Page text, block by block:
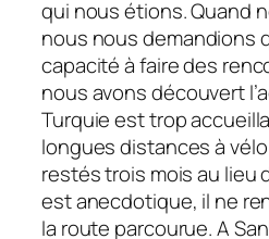
qui nous étions. Quand
nous nous demandions
capacité à faire des
nous avons découvert
Turquie est trop
longues distances à
restés trois mois au lieu
est anecdotique, il ne
la route parcourue. A